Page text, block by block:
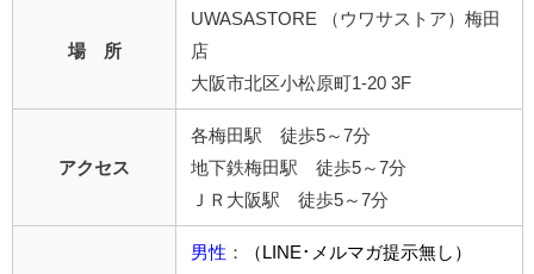
場 所
UWASASTORE （ウワサストア）梅田
店
大阪市北区小松原町1-20 3F
アクセス
各梅田駅 徒歩5～7分
地下鉄梅田駅 徒歩5～7分
ＪＲ大阪駅 徒歩5～7分
男性 ：
（LINE･メルマガ提示無し）